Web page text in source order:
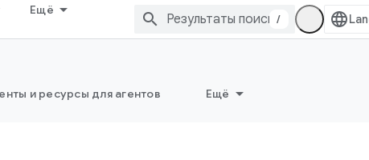
Ещё
/
и ресурсы для агентов Ещё